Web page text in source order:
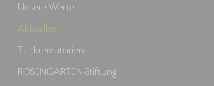
Unsere Werte
Aktuelles
Tierkrematorien
ROSENGARTEN-Stiftung